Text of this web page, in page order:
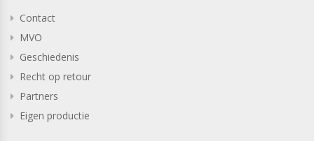
Contact
MVO
Geschiedenis
Recht op retour
Partners
Eigen productie